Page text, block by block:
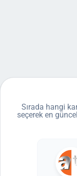
Sırada hangi
seçerek en